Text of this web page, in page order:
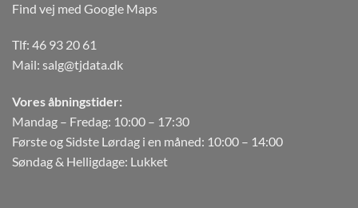
Find vej med Google Maps
Tlf: 46 93 20 61
Mail: salg@tjdata.dk
Vores åbningstider:
Mandag – Fredag: 10:00 – 17:30
Første og Sidste Lørdag i en måned: 10:00 – 14:00
Søndag & Helligdage: Lukket